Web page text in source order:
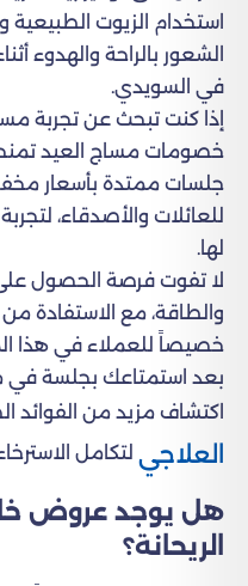
استخدام الزيوت الطبيعية
الشعور بالراحة والهدوء
في السويدي.
إذا كنت تبحث عن تجربة
خصومات مساج العيد
جلسات ممتدة بأسعار
للعائلات والأصدقاء،
لها.
لا تفوت فرصة الحصول
والطاقة، مع الاستفادة
خصيصاً للعملاء في هذا
بعد استمتاعك بجلسة في
اكتشاف مزيد من الفوائد
العلاجي لتكامل
هل يوجد عروض
الريحانة؟